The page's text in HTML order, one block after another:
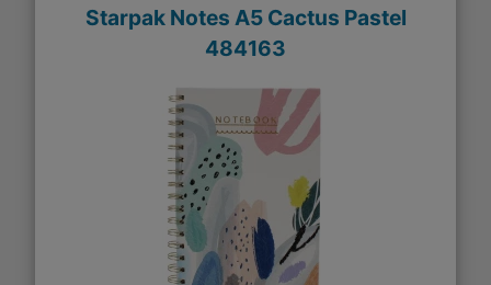
Starpak Notes A5 Cactus Pastel
484163